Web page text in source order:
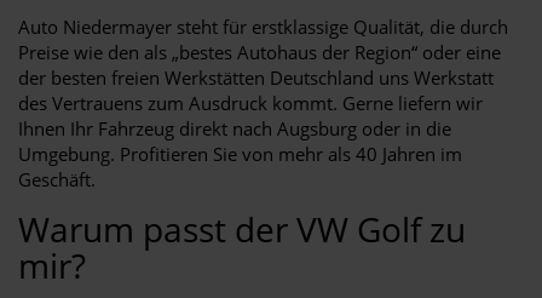
Auto Niedermayer steht für erstklassige Qualität, die durch
Preise wie den als „bestes Autohaus der Region“ oder eine
der besten freien Werkstätten Deutschland uns Werkstatt
des Vertrauens zum Ausdruck kommt. Gerne liefern wir
Ihnen Ihr Fahrzeug direkt nach Augsburg oder in die
Umgebung. Profitieren Sie von mehr als 40 Jahren im
Geschäft.
Warum passt der VW Golf zu
mir?